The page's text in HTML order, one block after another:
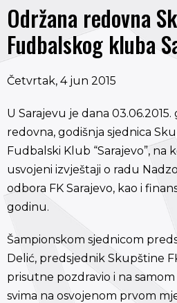
Održana redovna
Fudbalskog kluba
Četvrtak, 4 jun 2015
U Sarajevu je dana
redovna, godišnja sjednica
Fudbalski Klub “Sarajevo”, na
usvojeni izvještaji o radu
odbora FK Sarajevo, kao i
godinu.
Šampionskom sjednicom
Delić, predsjednik Skupštine
prisutne pozdravio i na
svima na osvojenom prvom